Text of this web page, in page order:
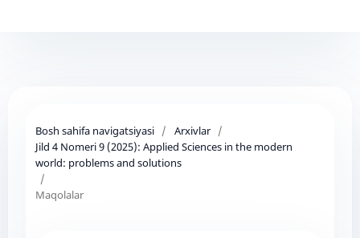
Bosh sahifa navigatsiyasi / Arxivlar /
Jild 4 Nomeri 9 (2025): Applied Sciences in the modern
world: problems and solutions
/
Maqolalar